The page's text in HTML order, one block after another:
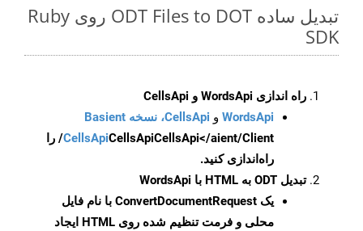
تبدیل ساده ODT Files to DOT روی Ruby
SDK
راه اندازی WordsApi و CellsApi
WordsApi و CellsApi، نسخه Basient
CellsApiCellsApi
CellsApi</aient/Client/ را
راه‌اندازی کنید.
تبدیل ODT به HTML با WordsApi
یک ConvertDocumentRequest با نام فایل
محلی و فرمت تنظیم شده روی HTML ایجاد